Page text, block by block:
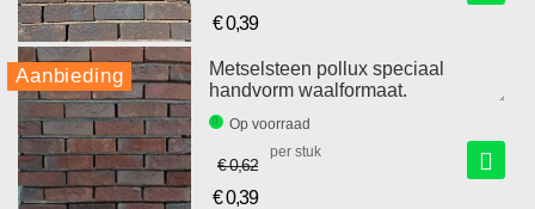
prijs
€ 0,39
Aanbieding
Metselsteen pollux speciaal
handvorm waalformaat.
Op voorraad
€ 0,62
€ 0,39
per stuk